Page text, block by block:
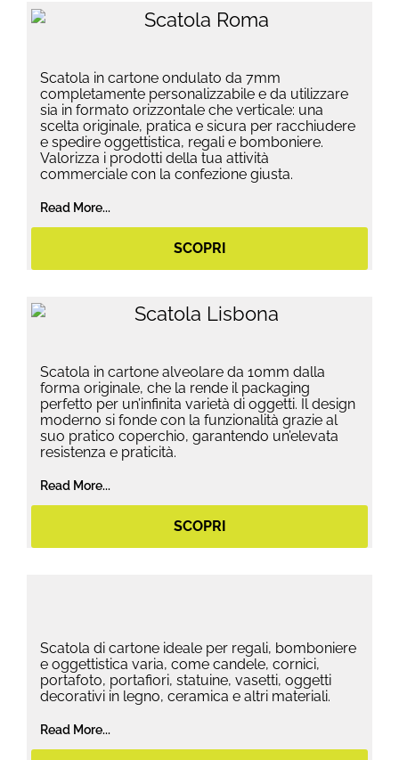
Scatola in cartone ondulato da 7mm
completamente personalizzabile e da utilizzare
sia in formato orizzontale che verticale: una
scelta originale, pratica e sicura per racchiudere
e spedire oggettistica, regali e bomboniere.
Valorizza i prodotti della tua attività
commerciale con la confezione giusta.
Read More...
SCOPRI
Scatola in cartone alveolare da 10mm dalla
forma originale, che la rende il packaging
perfetto per un’infinita varietà di oggetti. Il design
moderno si fonde con la funzionalità grazie al
suo pratico coperchio, garantendo un’elevata
resistenza e praticità.
Read More...
SCOPRI
Scatola di cartone ideale per regali, bomboniere
e oggettistica varia, come candele, cornici,
portafoto, portafiori, statuine, vasetti, oggetti
decorativi in legno, ceramica e altri materiali.
Read More...